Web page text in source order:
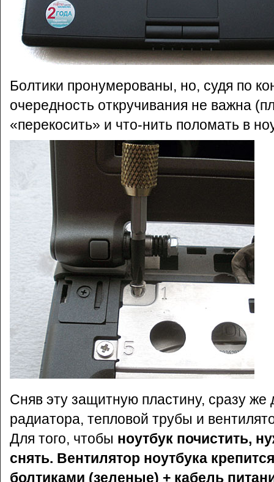
Болтики пронумерованы, но, судя по
очередность откручивания не важна
«перекосить» и что-нить поломать в
Сняв эту защитную пластину, сразу же
радиатора, тепловой трубы и
Для того, чтобы ноутбук почистить,
снять. Вентилятор ноутбука
болтиками (зеленые) + кабель